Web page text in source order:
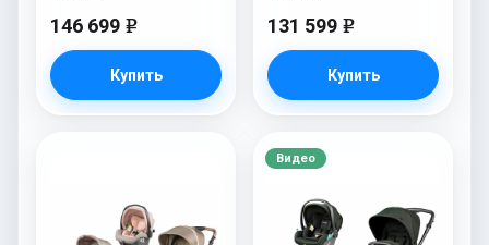
146 699 e
Купить
131 599 e
Купить
Видео